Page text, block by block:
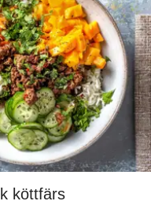
köttfärs